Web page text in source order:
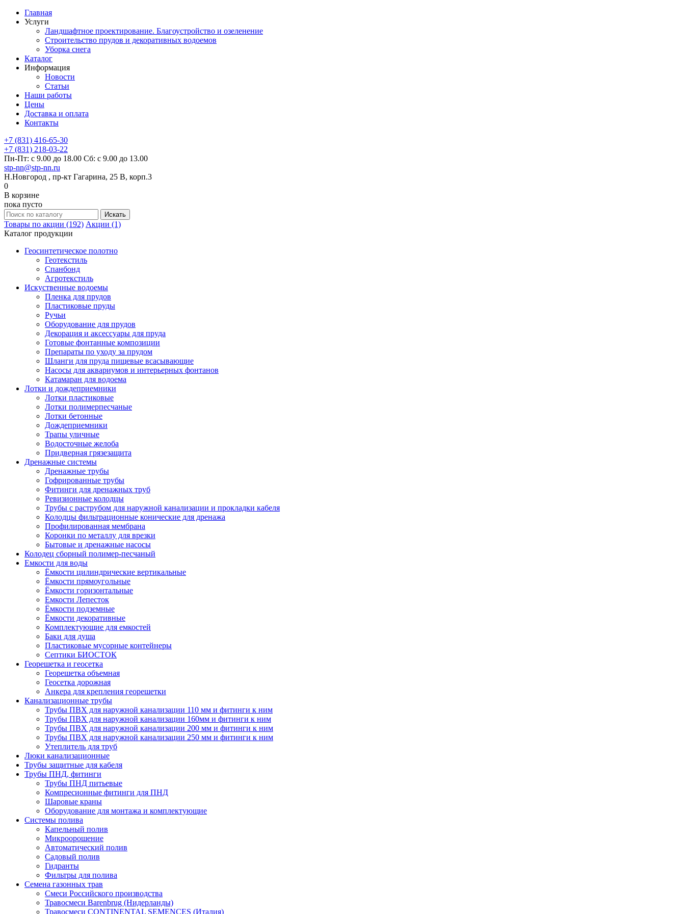
Главная
Услуги
Ландшафтное проектирование. Благоустройство и озеленение
Строительство прудов и декоративных водоемов
Уборка снега
Каталог
Информация
Новости
Статьи
Наши работы
Цены
Доставка и оплата
Контакты
+7 (831) 416-65-30
+7 (831) 218-03-22
Пн-Пт: с 9.00 до 18.00 Сб: с 9.00 до 13.00
stp-nn@stp-nn.ru
Н.Новгород , пр-кт Гагарина, 25 В, корп.3
0
В корзине
пока пусто
Товары по акции (192) Акции (1)
Каталог продукции
Геосинтетическое полотно
Геотекстиль
Спанбонд
Агротекстиль
Искуственные водоемы
Пленка для прудов
Пластиковые пруды
Ручьи
Оборудование для прудов
Декорация и аксессуары для пруда
Готовые фонтанные композиции
Препараты по уходу за прудом
Шланги для пруда пищевые всасывающие
Насосы для аквариумов и интерьерных фонтанов
Катамаран для водоема
Лотки и дождеприемники
Лотки пластиковые
Лотки полимерпесчаные
Лотки бетонные
Дождеприемники
Трапы уличные
Водосточные желоба
Придверная грязезащита
Дренажные системы
Дренажные трубы
Гофрированные трубы
Фитинги для дренажных труб
Ревизионные колодцы
Трубы с раструбом для наружной канализации и прокладки кабеля
Колодцы фильтрационные конические для дренажа
Профилированная мембрана
Коронки по металлу для врезки
Бытовые и дренажные насосы
Колодец сборный полимер-песчаный
Емкости для воды
Ёмкости цилиндрические вертикальные
Ёмкости прямоугольные
Ёмкости горизонтальные
Емкости Лепесток
Ёмкости подземные
Ёмкости декоративные
Комплектующие для емкостей
Баки для душа
Пластиковые мусорные контейнеры
Септики БИОСТОК
Георешетка и геосетка
Георешетка объемная
Геосетка дорожная
Анкера для крепления георешетки
Канализационные трубы
Трубы ПВХ для наружной канализации 110 мм и фитинги к ним
Трубы ПВХ для наружной канализации 160мм и фитинги к ним
Трубы ПВХ для наружной канализации 200 мм и фитинги к ним
Трубы ПВХ для наружной канализации 250 мм и фитинги к ним
Утеплитель для труб
Люки канализационные
Трубы защитные для кабеля
Трубы ПНД, фитинги
Трубы ПНД питьевые
Компресионные фитинги для ПНД
Шаровые краны
Оборудование для монтажа и комплектующие
Системы полива
Капельный полив
Микроорошение
Автоматический полив
Садовый полив
Гидранты
Фильтры для полива
Семена газонных трав
Смеси Российского производства
Травосмеси Barenbrug (Нидерланды)
Травосмеси CONTINENTAL SEMENCES (Италия)